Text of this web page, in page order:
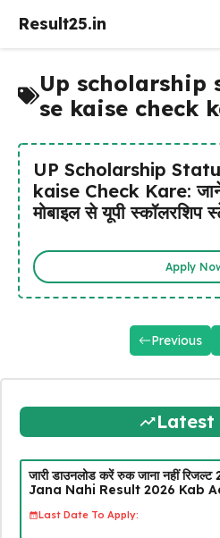
Result25.in
Up scholarship
se kaise check
UP Scholarship
kaise Check Kare:
मोबाइल से यूपी स्कॉलरशिप
Apply
Previous
Latest
जारी डाउनलोड करें रुक जाना नहीं
Jana Nahi Result 2026 Kab
Last Date To Apply: